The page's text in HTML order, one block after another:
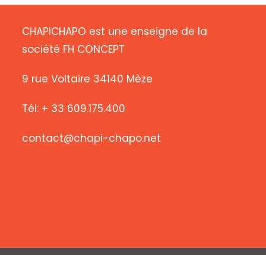
CHAPICHAPO est une enseigne de la
société FH CONCEPT
9 rue Voltaire 34140 Mèze
Tél: + 33 609.175.400
contact@chapi-chapo.net